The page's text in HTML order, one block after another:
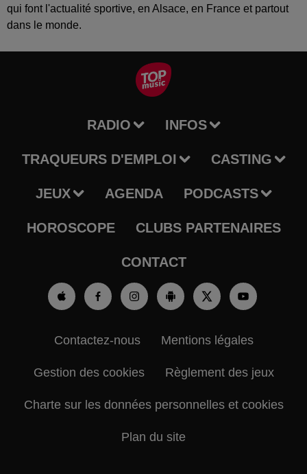
qui font l'actualité sportive, en Alsace, en France et partout
dans le monde.
RADIO INFOS
TRAQUEURS D'EMPLOI CASTING
JEUX AGENDA PODCASTS
HOROSCOPE CLUBS PARTENAIRES
CONTACT
Contactez-nous Mentions légales
Gestion des cookies Règlement des jeux
Charte sur les données personnelles et cookies
Plan du site